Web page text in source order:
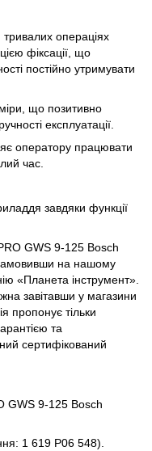
операціях
фіксації, що
постійно утримувати
що позитивно
експлуатації.
оператору працювати
час.
завдяки функції
GWS 9-125 Bosch
на нашому
«Планета інструмент».
завітавши у магазини
пропонує тільки
та
сертифікований
GWS 9-125 Bosch
1 619 P06 548).